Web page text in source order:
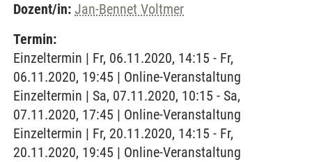
Dozent/in: Jan-Bennet Voltmer
Termin:
Einzeltermin | Fr, 06.11.2020, 14:15 - Fr,
06.11.2020, 19:45 | Online-Veranstaltung
Einzeltermin | Sa, 07.11.2020, 10:15 - Sa,
07.11.2020, 17:45 | Online-Veranstaltung
Einzeltermin | Fr, 20.11.2020, 14:15 - Fr,
20.11.2020, 19:45 | Online-Veranstaltung